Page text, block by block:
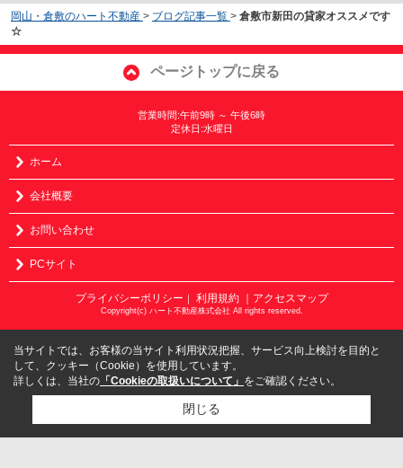
岡山・倉敷のハート不動産 > ブログ記事一覧 > 倉敷市新田の貸家オススメです
☆
ページトップに戻る
営業時間:午前9時 ～ 午後6時
定休日:水曜日
ホーム
会社概要
お問い合わせ
PCサイト
プライバシーポリシー ｜ 利用規約 ｜アクセスマップ
Copyright(c) ハート不動産株式会社 All rights reserved.
当サイトでは、お客様の当サイト利用状況把握、サービス向上検討を目的と
して、クッキー（Cookie）を使用しています。
詳しくは、当社の 「Cookieの取扱いについて」 をご確認ください。
閉じる